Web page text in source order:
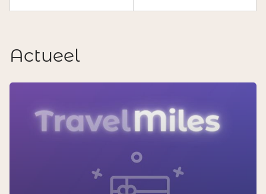
Actueel